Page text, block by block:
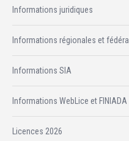
Informations juridiques
Informations régionales et
Informations SIA
Informations WebLice et FINIADA
Licences 2026